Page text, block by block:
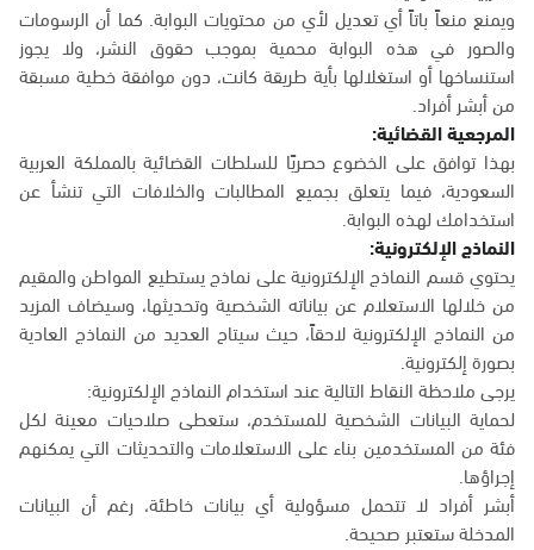
ويمنع منعاً باتاً أي تعديل لأي من محتويات البوابة. كما أن الرسومات
والصور في هذه البوابة محمية بموجب حقوق النشر، ولا يجوز
استنساخها أو استغلالها بأية طريقة كانت، دون موافقة خطية مسبقة
من أبشر أفراد.
المرجعية القضائية:
بهذا توافق على الخضوع حصريًا للسلطات القضائية بالمملكة العربية
السعودية، فيما يتعلق بجميع المطالبات والخلافات التي تنشأ عن
استخدامك لهذه البوابة.
النماذج الإلكترونية:
يحتوي قسم النماذج الإلكترونية على نماذج يستطيع المواطن والمقيم
من خلالها الاستعلام عن بياناته الشخصية وتحديثها، وسيضاف المزيد
من النماذج الإلكترونية لاحقاً، حيث سيتاح العديد من النماذج العادية
بصورة إلكترونية.
يرجى ملاحظة النقاط التالية عند استخدام النماذج الإلكترونية:
لحماية البيانات الشخصية للمستخدم، ستعطى صلاحيات معينة لكل
فئة من المستخدمين بناء على الاستعلامات والتحديثات التي يمكنهم
إجراؤها.
أبشر أفراد لا تتحمل مسؤولية أي بيانات خاطئة، رغم أن البيانات
المدخلة ستعتبر صحيحة.